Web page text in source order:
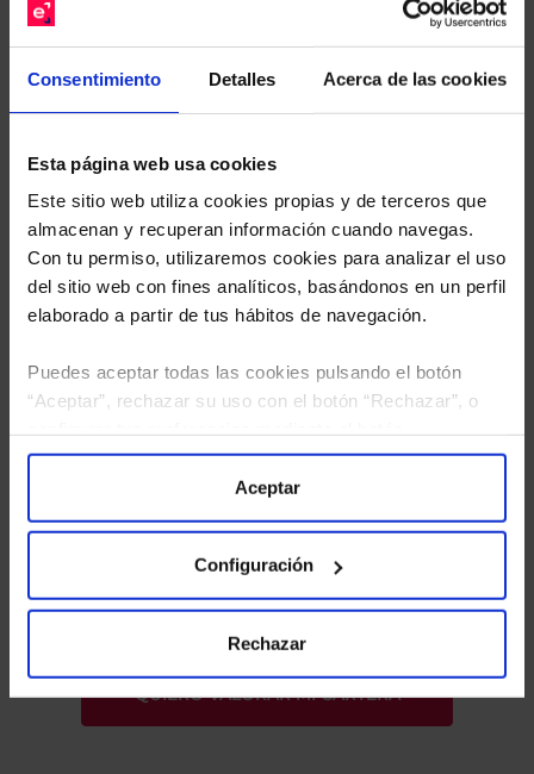
Consentimiento Detalles Acerca de las cookies
Esta página web usa cookies
Este sitio web utiliza cookies propias y de terceros que
almacenan y recuperan información cuando navegas.
Con tu permiso, utilizaremos cookies para analizar el uso
del sitio web con fines analíticos, basándonos en un perfil
elaborado a partir de tus hábitos de navegación.
Puedes aceptar todas las cookies pulsando el botón
“Aceptar”, rechazar su uso con el botón “Rechazar”, o
“Configuración”. Consulta nuestraPolítica
para más información.
Aceptar
Configuración
Rechazar
Descárguese el archivo
e indíquenos los ISINs de
estudio gratuito de sus alternativas de Clases
Limpias con las que podrá ahorrar en sus costes.
He leídola política de privacidady consiento el
tratamiento de mis datos personales.